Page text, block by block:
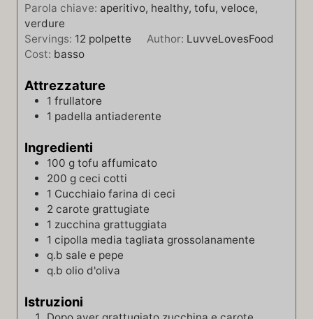
Parola chiave: aperitivo, healthy, tofu, veloce,
verdure
Servings: 12 polpette Author: LuvveLovesFood
Cost: basso
Attrezzature
1 frullatore
1 padella antiaderente
Ingredienti
100 g tofu affumicato
200 g ceci cotti
1 Cucchiaio farina di ceci
2 carote grattugiate
1 zucchina grattuggiata
1 cipolla media tagliata grossolanamente
q.b sale e pepe
q.b olio d'oliva
Istruzioni